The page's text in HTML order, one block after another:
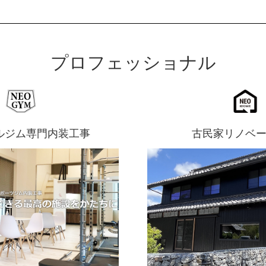
プロフェッショナル
ジム専門内装工事 古民家リノベ